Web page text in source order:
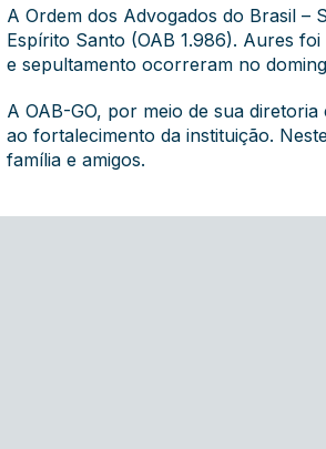
A Ordem dos Advogados do Brasil –
Espírito Santo (OAB 1.986). Aures
e sepultamento ocorreram no
A OAB-GO, por meio de sua
ao fortalecimento da instituição.
família e amigos.